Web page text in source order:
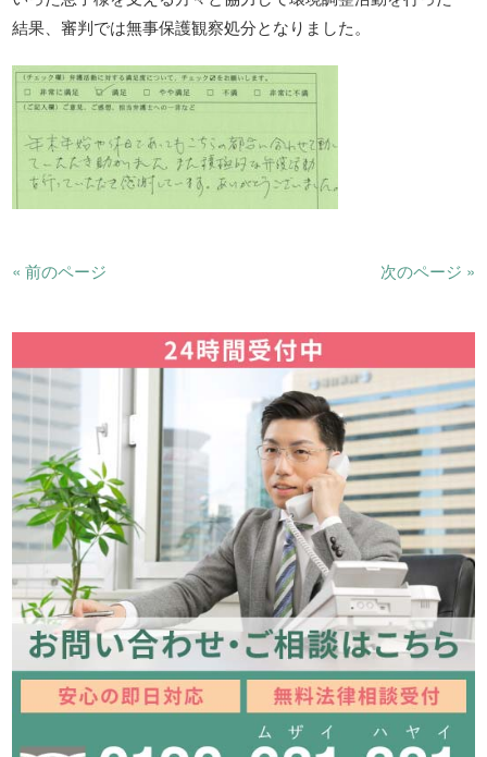
結果、審判では無事保護観察処分となりました。
« 前のページ 次のページ »